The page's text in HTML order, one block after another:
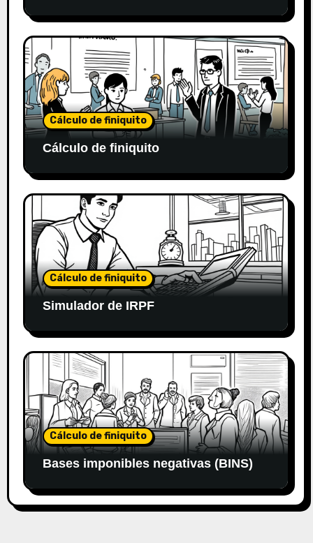
Cálculo de finiquito
Cálculo de finiquito
Cálculo de finiquito
Simulador de IRPF
Cálculo de finiquito
Bases imponibles negativas (BINS)